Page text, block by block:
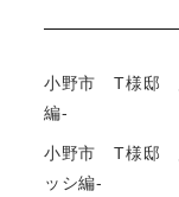
小野市 T様邸
編-
小野市 T様邸
ッシ編-